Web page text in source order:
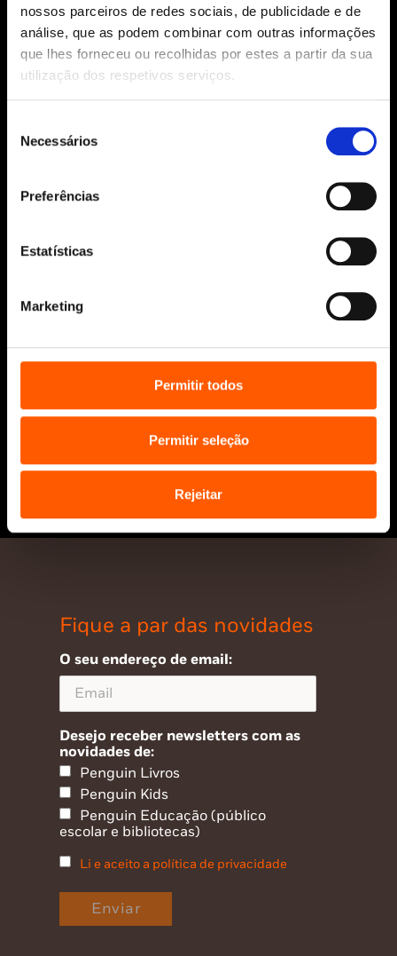
nossos parceiros de redes sociais, de publicidade e de
análise, que as podem combinar com outras informações
que lhes forneceu ou recolhidas por estes a partir da sua
utilização dos respetivos serviços.
Necessários
Preferências
Estatísticas
Marketing
Permitir todos
Permitir seleção
Rejeitar
© 2026 Penguin Random House Grupo Editorial
Unipessoal Lda.
Todos os direitos reservados.
Desenvolvido por Make It Digital
Sobre nós
Bolsas Literárias
* Portes grátis para Portugal Continental
e Ilhas em compras superiores a 25€
Fique a par das novidades
O seu endereço de email:
Desejo receber newsletters com as
novidades de:
Penguin Livros
Penguin Kids
Penguin Educação (público
escolar e bibliotecas)
Li e aceito a política de privacidade